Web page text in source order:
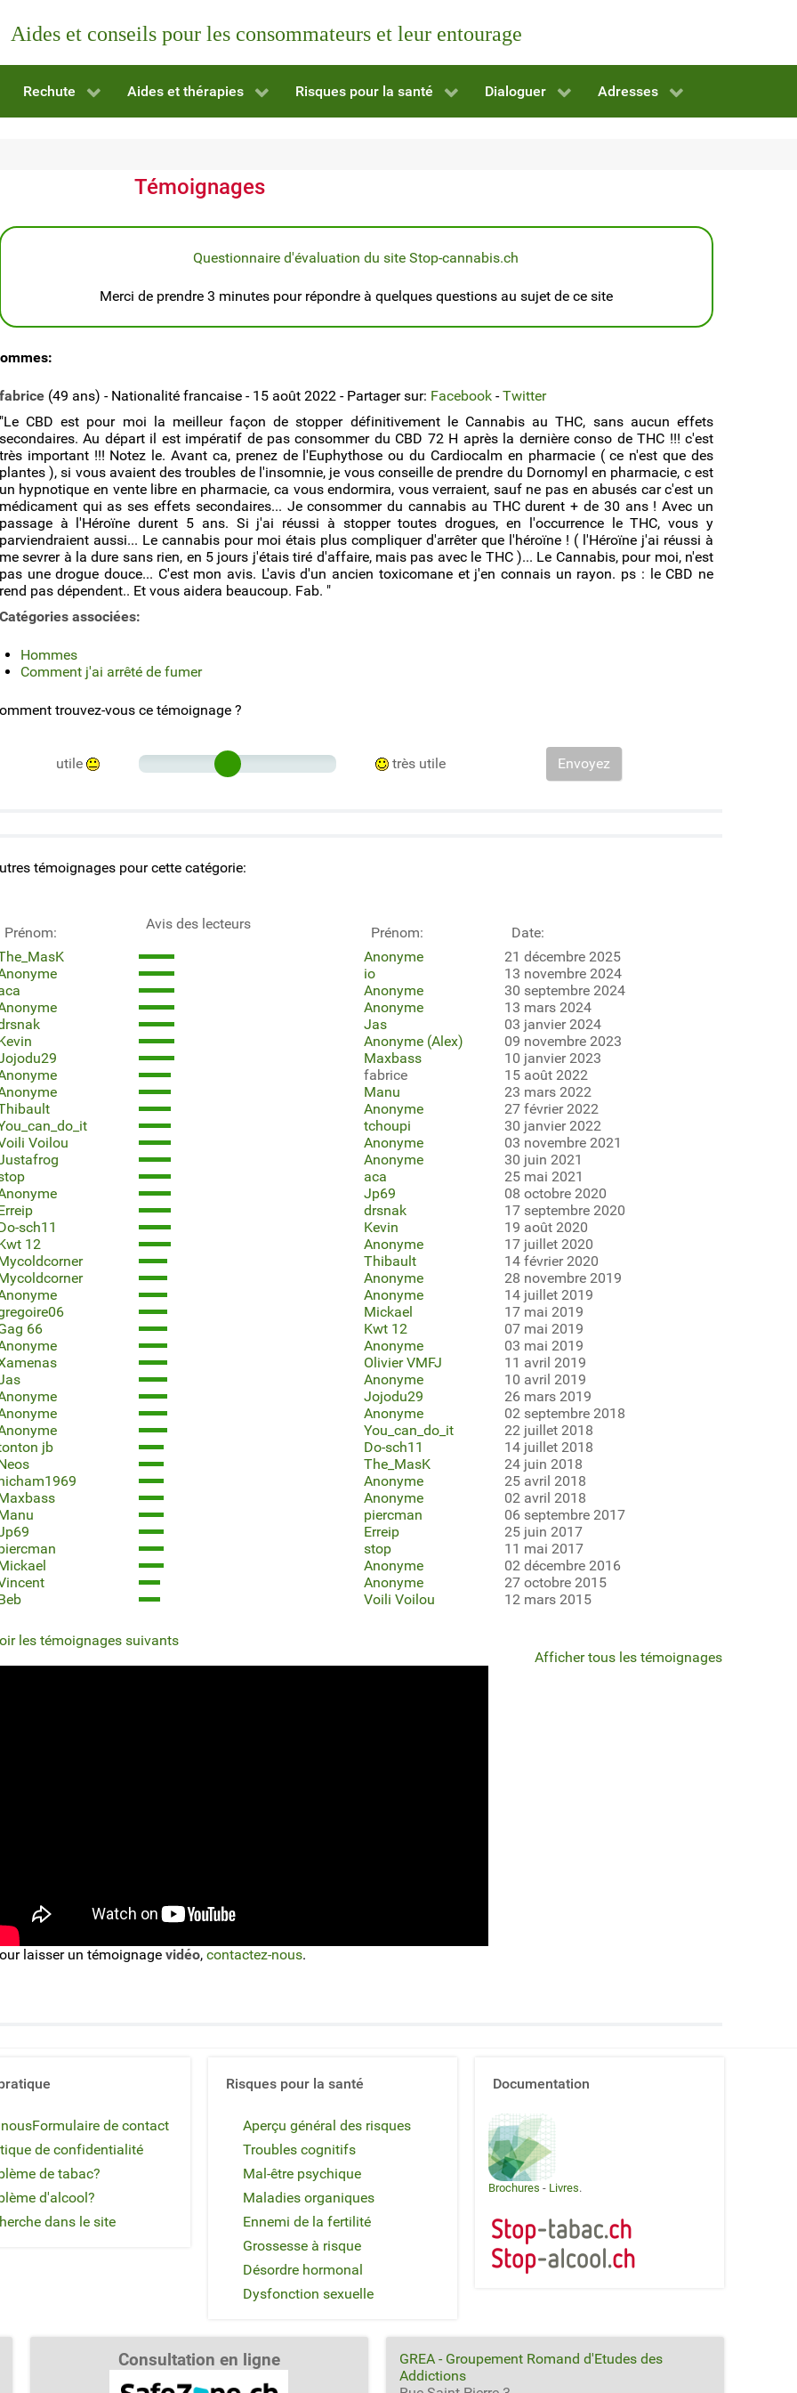
Aides et conseils pour les consommateurs et leur entourage
Rechute Aides et thérapies Risques pour la santé Dialoguer Adresses
Témoignages
Questionnaire d'évaluation du site Stop-cannabis.ch
Merci de prendre 3 minutes pour répondre à quelques questions au sujet de ce site
(49 ans) - Nationalité francaise - 15 août 2022 - Partager sur: Facebook-Twitter
CBD est pour moi la meilleur façon de stopper définitivement le Cannabis au THC, sans aucun effets
Au départ il est impératif de pas consommer du CBD 72 H après la dernière conso de THC !!! c'est
important !!! Notez le. Avant ca, prenez de l'Euphythose ou du Cardiocalm en pharmacie ( ce n'est que des
), si vous avaient des troubles de l'insomnie, je vous conseille de prendre du Dornomyl en pharmacie, c est
hypnotique en vente libre en pharmacie, ca vous endormira, vous verraient, sauf ne pas en abusés car c'est un
qui as ses effets secondaires... Je consommer du cannabis au THC durent + de 30 ans ! Avec un
à l'Héroïne durent 5 ans. Si j'ai réussi à stopper toutes drogues, en l'occurrence le THC, vous y
aussi... Le cannabis pour moi étais plus compliquer d'arrêter que l'héroïne ! ( l'Héroïne j'ai réussi à
sevrer à la dure sans rien, en 5 jours j'étais tiré d'affaire, mais pas avec le THC )... Le Cannabis, pour moi, n'est
une drogue douce... C'est mon avis. L'avis d'un ancien toxicomane et j'en connais un rayon. ps : le CBD ne
pas dépendent.. Et vous aidera beaucoup. Fab. "
associées:
Hommes
Comment j'ai arrêté de fumer
trouvez-vous ce témoignage ?
utile très utile Envoyez
témoignages pour cette catégorie:
Prénom:
Avis des lecteurs
Voilou
sch11
12
66
jb
Prénom:
Date:
Anonyme
21 décembre 2025
io
13 novembre 2024
Anonyme
30 septembre 2024
Anonyme
13 mars 2024
Jas
03 janvier 2024
Anonyme (Alex)
09 novembre 2023
Maxbass
10 janvier 2023
fabrice
15 août 2022
Manu
23 mars 2022
Anonyme
27 février 2022
tchoupi
30 janvier 2022
Anonyme
03 novembre 2021
Anonyme
30 juin 2021
aca
25 mai 2021
Jp69
08 octobre 2020
drsnak
17 septembre 2020
Kevin
19 août 2020
Anonyme
17 juillet 2020
Thibault
14 février 2020
Anonyme
28 novembre 2019
Anonyme
14 juillet 2019
Mickael
17 mai 2019
Kwt 12
07 mai 2019
Anonyme
03 mai 2019
Olivier VMFJ
11 avril 2019
Anonyme
10 avril 2019
Jojodu29
26 mars 2019
Anonyme
02 septembre 2018
You_can_do_it
22 juillet 2018
Do-sch11
14 juillet 2018
The_MasK
24 juin 2018
Anonyme
25 avril 2018
Anonyme
02 avril 2018
piercman
06 septembre 2017
Erreip
25 juin 2017
stop
11 mai 2017
Anonyme
02 décembre 2016
Anonyme
27 octobre 2015
Voili Voilou
12 mars 2015
les témoignages suivants
Afficher tous les témoignages
laisser un témoignage vidéo, contactez-nous.
Formulaire de contact
de confidentialité
de tabac?
d'alcool?
dans le site
Risques pour la santé
Aperçu général des risques
Troubles cognitifs
Mal-être psychique
Maladies organiques
Ennemi de la fertilité
Grossesse à risque
Désordre hormonal
Dysfonction sexuelle
Documentation
Brochures - Livres.
Consultation en ligne
GREA - Groupement Romand d'Etudes des
Addictions